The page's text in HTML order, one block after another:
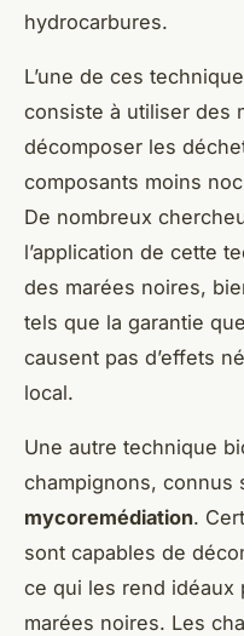
hydrocarbures.
L’une de ces
consiste à utiliser des
décomposer les
composants moins
De nombreux
l’application de cette
des marées noires,
tels que la garantie
causent pas d’effets
local.
Une autre technique
champignons, connus
mycoremédiation.
sont capables de
ce qui les rend idéaux
marées noires. Les